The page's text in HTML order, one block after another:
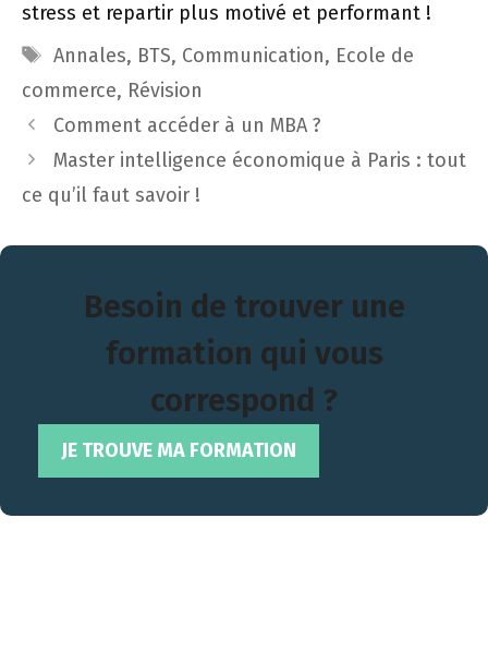
stress et repartir plus motivé et performant !
Étiquettes
Annales, BTS, Communication, Ecole de
commerce, Révision
Comment accéder à un MBA ?
Master intelligence économique à Paris : tout
ce qu’il faut savoir !
Besoin de trouver une
formation qui vous
correspond ?
JE TROUVE MA FORMATION